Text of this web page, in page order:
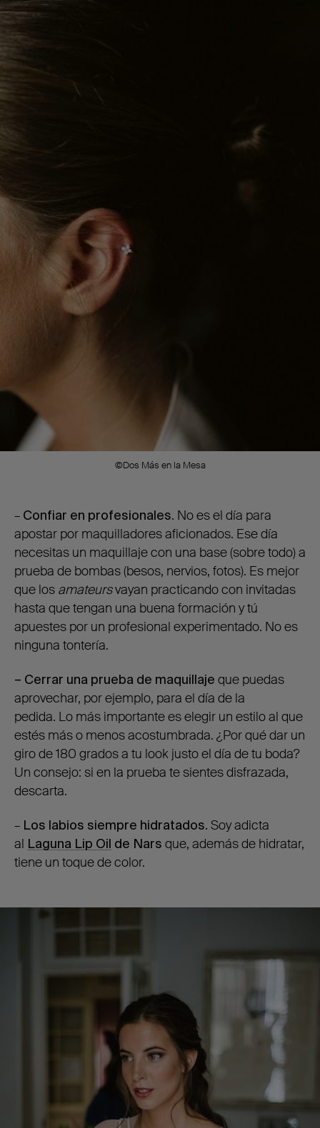
©Dos Más en la Mesa
– Confiar en profesionales. No es el día para
apostar por maquilladores aficionados. Ese día
necesitas un maquillaje con una base (sobre todo) a
prueba de bombas (besos, nervios, fotos). Es mejor
que los amateursvayan practicando con invitadas
hasta que tengan una buena formación y tú
apuestes por un profesional experimentado. No es
ninguna tontería.
– Cerrar una prueba de maquillaje que puedas
aprovechar, por ejemplo, para el día de la
pedida. Lo más importante es elegir un estilo al que
estés más o menos acostumbrada. ¿Por qué dar un
giro de 180 grados a tu look justo el día de tu boda?
Un consejo: si en la prueba te sientes disfrazada,
descarta.
– Los labios siempre hidratados. Soy adicta
al Laguna Lip Oil de Nars que, además de hidratar,
tiene un toque de color.